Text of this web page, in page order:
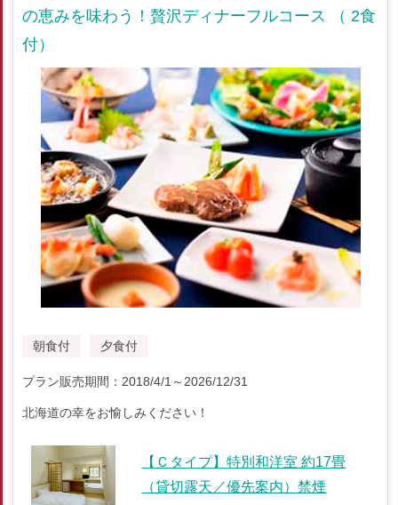
の恵みを味わう！贅沢ディナーフルコース （ 2食
付）
朝食付 夕食付
プラン販売期間：2018/4/1～2026/12/31
北海道の幸をお愉しみください！
【Ｃタイプ】特別和洋室 約17畳
（貸切露天／優先案内）禁煙